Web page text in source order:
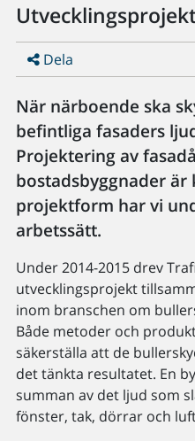
Dela
När närboende ska
befintliga fasaders
Projektering av
bostadsbyggnader är
projektform har vi
arbetssätt.
Under 2014-2015 drev
utvecklingsprojekt
inom branschen om
Både metoder och
säkerställa att de
det tänkta resultatet. En
summan av det ljud som
fönster, tak, dörrar och